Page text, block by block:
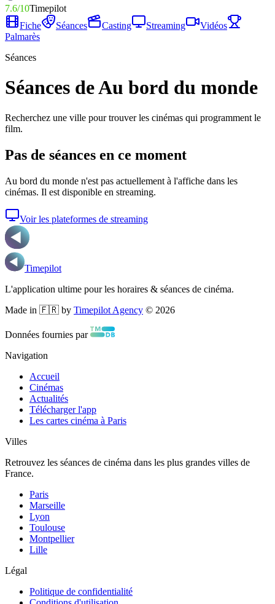
7.6/10Timepilot
Fiche
Séances Casting Streaming
Vidéos
Palmarès
Séances
Séances de Au bord du monde
Recherchez une ville pour trouver les cinémas qui programment le
film.
Pas de séances en ce moment
Au bord du monde n'est pas actuellement à l'affiche dans les
cinémas. Il est disponible en streaming.
Voir les plateformes de streaming
Timepilot
L'application ultime pour les horaires & séances de cinéma.
Made in 🇫🇷 by Timepilot Agency © 2026
Données fournies par
Navigation
Accueil
Cinémas
Actualités
Télécharger l'app
Les cartes cinéma à Paris
Villes
Retrouvez les séances de cinéma dans les plus grandes villes de
France.
Paris
Marseille
Lyon
Toulouse
Montpellier
Lille
Légal
Politique de confidentialité